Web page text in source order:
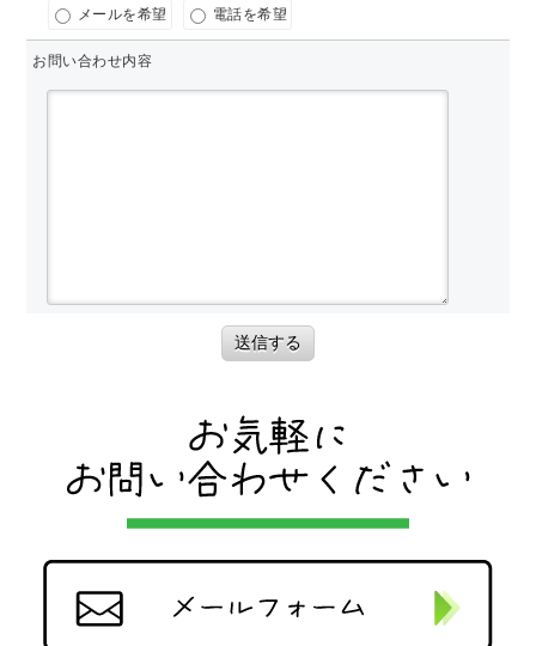
メールを希望 電話を希望
お問い合わせ内容
送信する